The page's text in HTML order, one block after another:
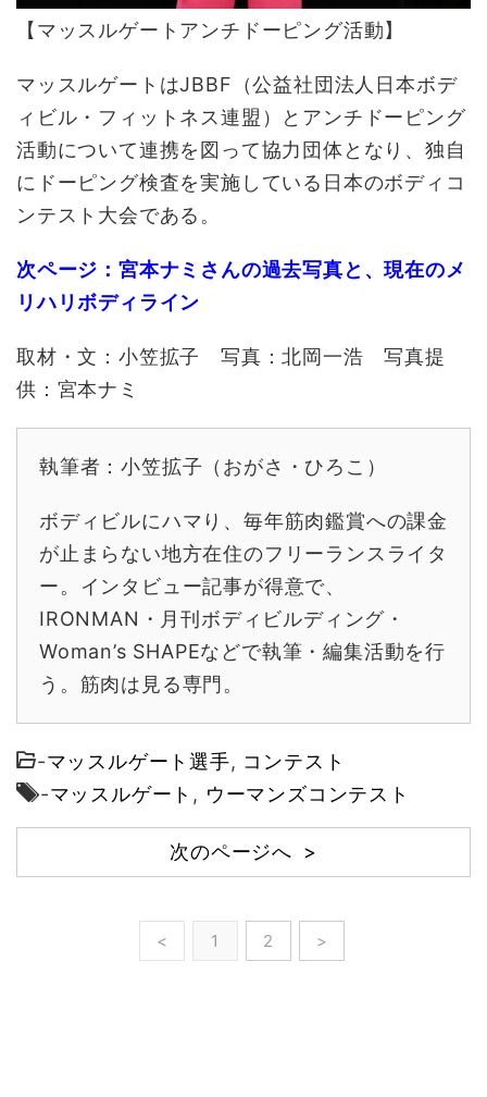
【マッスルゲートアンチドーピング活動】
マッスルゲートはJBBF（公益社団法人日本ボデ
ィビル・フィットネス連盟）とアンチドーピング
活動について連携を図って協力団体となり、独自
にドーピング検査を実施している日本のボディコ
ンテスト大会である。
次ページ：宮本ナミさんの過去写真と、現在のメ
リハリボディライン
取材・文：小笠拡子 写真：北岡一浩 写真提
供：宮本ナミ
執筆者：小笠拡子（おがさ・ひろこ）
ボディビルにハマり、毎年筋肉鑑賞への課金
が止まらない地方在住のフリーランスライタ
ー。インタビュー記事が得意で、
IRONMAN・月刊ボディビルディング・
Woman’s SHAPEなどで執筆・編集活動を行
う。筋肉は見る専門。
-マッスルゲート選手, コンテスト
-マッスルゲート , ウーマンズコンテスト
次のページへ >
< 1 2 >